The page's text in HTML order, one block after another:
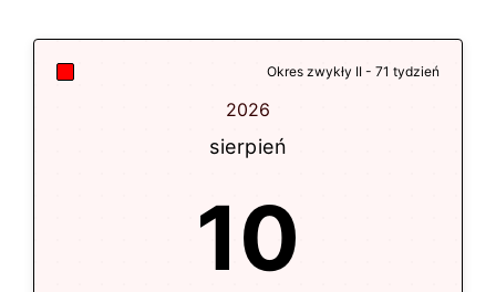
Okres zwykły II - 71 tydzień
2026
sierpień
10